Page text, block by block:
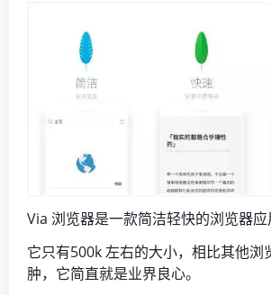
Via 浏览器是一款简洁轻快的浏览器应
它只有500k 左右的大小，相比其他浏
肿，它简直就是业界良心。